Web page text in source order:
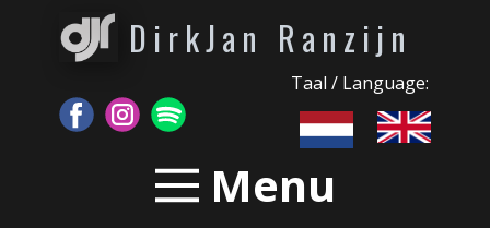
DirkJan Ranzijn
Taal / Language:
Menu